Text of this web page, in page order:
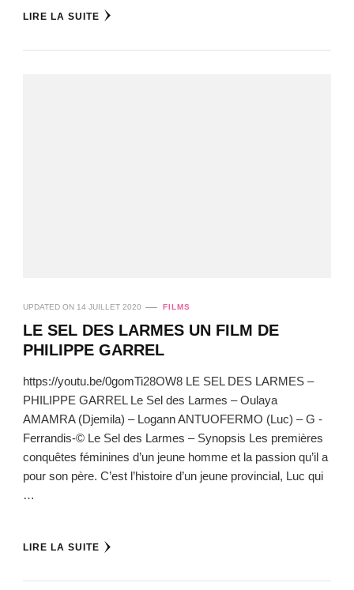
LIRE LA SUITE
UPDATED ON 14 JUILLET 2020 FILMS
LE SEL DES LARMES UN FILM DE
PHILIPPE GARREL
https://youtu.be/0gomTi28OW8 LE SEL DES LARMES –
PHILIPPE GARREL Le Sel des Larmes – Oulaya
AMAMRA (Djemila) – Logann ANTUOFERMO (Luc) – G -
Ferrandis-© Le Sel des Larmes – Synopsis Les premières
conquêtes féminines d’un jeune homme et la passion qu’il a
pour son père. C’est l’histoire d’un jeune provincial, Luc qui
…
LIRE LA SUITE